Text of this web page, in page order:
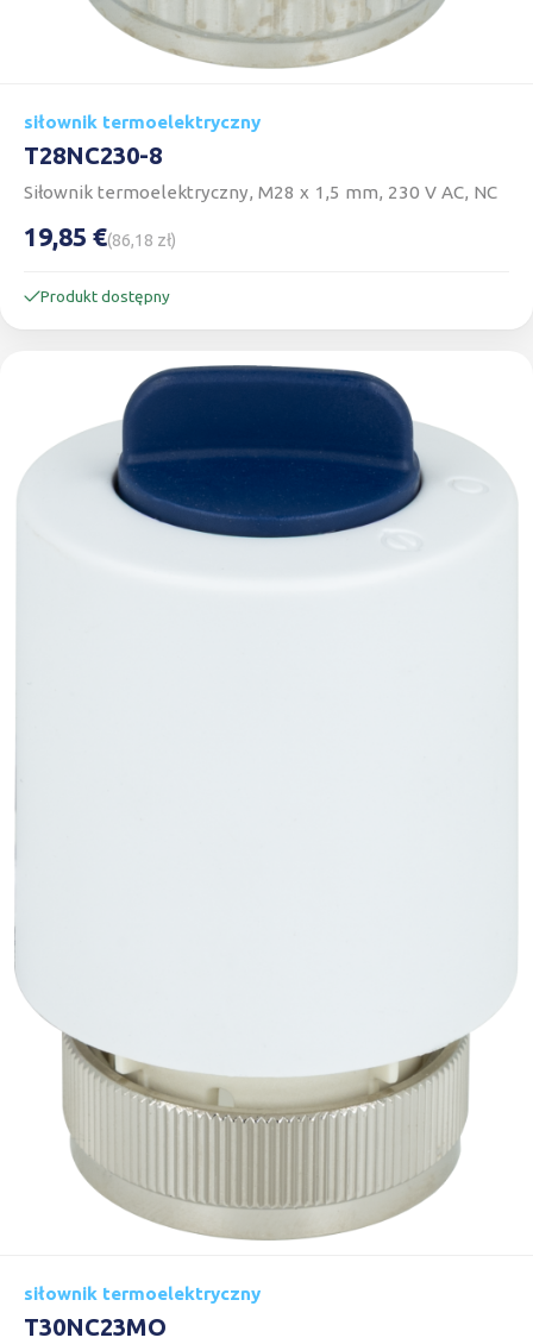
siłownik termoelektryczny
T28NC230-8
Siłownik termoelektryczny, M28 x 1,5 mm, 230 V AC, NC
19,85 €(86,18 zł)
Produkt dostępny
siłownik termoelektryczny
T30NC23MO